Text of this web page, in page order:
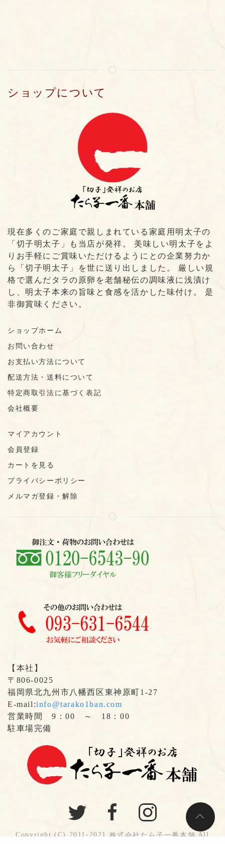
ショップについて
現在多くのご家庭で親しまれている家庭用明太子の
「切子明太子」も当店が発祥。 美味しい明太子をよ
りお手軽にご賞味いただけるようにとの企業努力か
ら「切子明太子」を世に送り出しました。 厳しい規
格で選んだタラの原卵を老舗秘伝の調味液に浅漬け
し、明太子本来の旨味と食感を活かした味付け。 是
非御賞味ください。
ショップホーム
お問い合わせ
お支払い方法について
配送方法・送料について
特定商取引法に基づく表記
会社概要
マイアカウント
会員登録
カートを見る
プライバシーポリシー
メルマガ登録・解除
【本社】
〒806-0025
福岡県北九州市八幡西区東神原町1-27
E-mail:info@tarako1ban.com
営業時間 9：00 ～ 18：00
駐車場完備
Copyright (C) 2011-2021株式会社たら子一番本舗All